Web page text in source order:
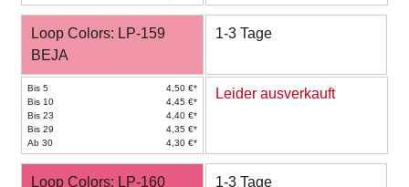
Loop Colors: LP-159
BEJA
1-3 Tage
Bis 5
4,50 €*
Bis 10
4,45 €*
Bis 23
4,40 €*
Bis 29
4,35 €*
Ab 30
4,30 €*
Leider ausverkauft
Loop Colors: LP-160
1-3 Tage